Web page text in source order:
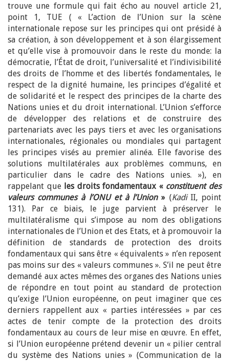
trouve une formule qui fait écho au nouvel article 21,
point 1, TUE ( « L’action de l’Union sur la scène
internationale repose sur les principes qui ont présidé à
sa création, à son développement et à son élargissement
et qu’elle vise à promouvoir dans le reste du monde: la
démocratie, l’État de droit, l’universalité et l’indivisibilité
des droits de l’homme et des libertés fondamentales, le
respect de la dignité humaine, les principes d’égalité et
de solidarité et le respect des principes de la charte des
Nations unies et du droit international. L’Union s’efforce
de développer des relations et de construire des
partenariats avec les pays tiers et avec les organisations
internationales, régionales ou mondiales qui partagent
les principes visés au premier alinéa. Elle favorise des
solutions multilatérales aux problèmes communs, en
particulier dans le cadre des Nations unies. »), en
rappelant que les droits fondamentaux « constituent des
valeurs communes à l’ONU et à l’Union» (Kadi II, point
131). Par ce biais, le juge parvient à préserver le
multilatéralisme qui s’impose au nom des obligations
internationales de l’Union et des Etats, et à promouvoir la
définition de standards de protection des droits
fondamentaux qui sans être « équivalents » n’en reposent
pas moins sur des « valeurs communes ». S’il ne peut être
demandé aux actes mêmes des organes des Nations unies
de répondre en tout point au standard de protection
qu’exige l’Union européenne, on peut imaginer que ces
derniers rappellent aux « parties intéressées » par ces
actes de tenir compte de la protection des droits
fondamentaux au cours de leur mise en œuvre. En effet,
si l’Union européenne prétend devenir un « pilier central
du système des Nations unies » (Communication de la